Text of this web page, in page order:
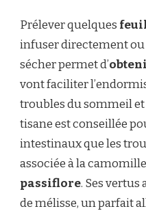
Prélever quelques
infuser directement ou
sécher permet d’
vont faciliter
troubles du sommeil et
tisane est conseillée
intestinaux que les
associée à la
passiflore. Ses vertus
de mélisse, un parfait